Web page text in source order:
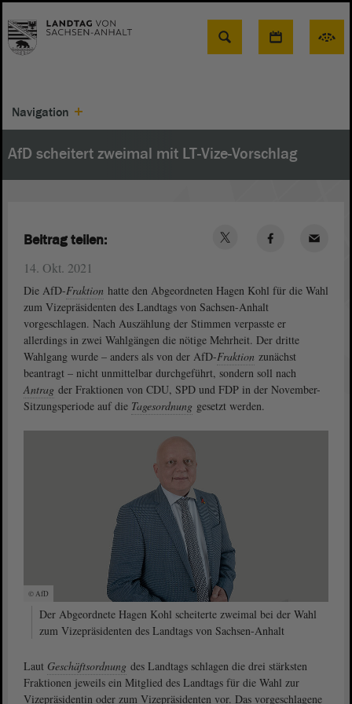
Suche
Navigation
AfD scheitert zweimal mit LT-Vize-Vorschlag
14. Okt. 2021
Die AfD-Fraktion hatte den Abgeordneten Hagen Kohl für die Wahl
zum Vizepräsidenten des Landtags von Sachsen-Anhalt
vorgeschlagen. Nach Auszählung der Stimmen verpasste er
allerdings in zwei Wahlgängen die nötige Mehrheit. Der dritte
Wahlgang wurde – anders als von der AfD-Fraktion zunächst
beantragt – nicht unmittelbar durchgeführt, sondern soll nach
Antrag der Fraktionen von CDU, SPD und FDP in der November-
Sitzungsperiode auf die Tagesordnung gesetzt werden.
© AfD
Der Abgeordnete Hagen Kohl scheiterte zweimal bei der Wahl
zum Vizepräsidenten des Landtags von Sachsen-Anhalt
Laut Geschäftsordnung des Landtags schlagen die drei stärksten
Fraktionen jeweils ein Mitglied des Landtags für die Wahl zur
Vizepräsidentin oder zum Vizepräsidenten vor. Das vorgeschlagene
Beitrag teilen: